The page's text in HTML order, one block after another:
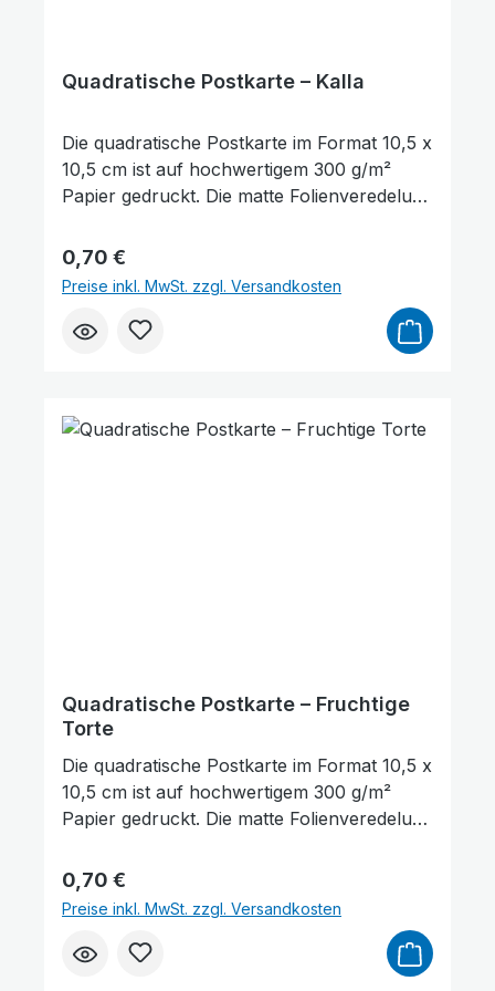
Quadratische Postkarte – Kalla
Die quadratische Postkarte im Format 10,5 x
10,5 cm ist auf hochwertigem 300 g/m²
Papier gedruckt. Die matte Folienveredelung
edle Optik und schützt gleichzeitig die
Oberfläche. Auf der Vorderseite der
Postkarte befindet sich ein Bibelvers aus
Josua 1,5: „Ich will dich nicht verlassen."
Ermutigung. Darüber hinaus kann sie auch
Regulärer Preis:
0,70 €
Preise inkl. MwSt. zzgl. Versandkosten
Quadratische Postkarte – Fruchtige
Torte
Die quadratische Postkarte im Format 10,5 x
10,5 cm ist auf hochwertigem 300 g/m²
Papier gedruckt. Die matte Folienveredelung
edle Optik und schützt gleichzeitig die
Oberfläche. Auf der Vorderseite der
Postkarte befindet sich ein Bibelvers aus
Psalm 135,3: „Der Herr ist freundlich." Sie
Regulärer Preis:
0,70 €
Preise inkl. MwSt. zzgl. Versandkosten
Monochrom